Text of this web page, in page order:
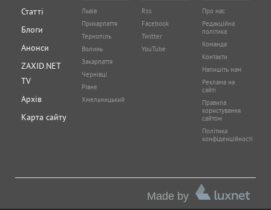
Статті
Блоги
Анонси
ZAXID.NET
TV
Архів
Карта сайту
Львів
Прикарпаття
Тернопіль
Волинь
Закарпаття
Чернівці
Рівне
Хмельницький
Rss
Facebook
Twitter
YouTube
Про нас
Редакційна
політика
Команда
Контакти
Напишіть нам
Реклама на
сайті
Правила
користування
сайтом
Політика
конфіденційності
Made by